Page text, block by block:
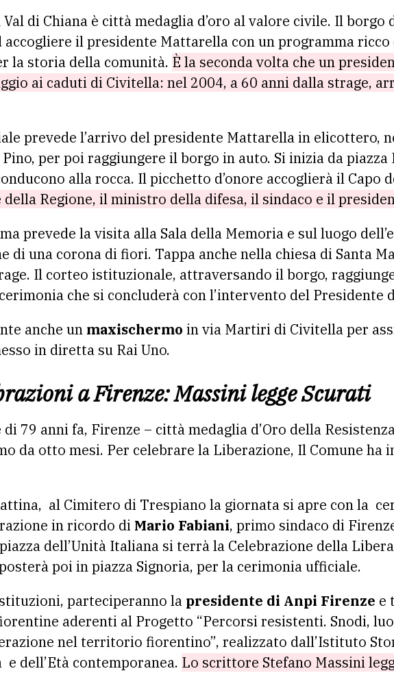
di Chiana è città medaglia d’oro al valore civile. Il borgo
accogliere il presidente Mattarella con un programma ricco
la storia della comunità. È la seconda volta che un
ai caduti di Civitella: nel 2004, a 60 anni dalla strage,
prevede l’arrivo del presidente Mattarella in elicottero,
per poi raggiungere il borgo in auto. Si inizia da
alla rocca. Il picchetto d’onore accoglierà il Capo
Regione, il ministro della difesa, il sindaco e il
prevede la visita alla Sala della Memoria e sul luogo
di una corona di fiori. Tappa anche nella chiesa di Santa
Il corteo istituzionale, attraversando il borgo,
che si concluderà con l’intervento del Presidente
anche un maxischermo in via Martiri di Civitella per
in diretta su Rai Uno.
a Firenze: Massini legge Scurati
79 anni fa, Firenze – città medaglia d’Oro della
da otto mesi. Per celebrare la Liberazione, Il Comune ha
al Cimitero di Trespiano la giornata si apre con la
in ricordo di Mario Fabiani, primo sindaco di
dell’Unità Italiana si terrà la Celebrazione della
poi in piazza Signoria, per la cerimonia ufficiale.
parteciperanno la presidente di Anpi Firenze e
aderenti al Progetto “Percorsi resistenti. Snodi,
nel territorio fiorentino”, realizzato dall’Istituto
e dell’Età contemporanea. Lo scrittore Stefano Massini